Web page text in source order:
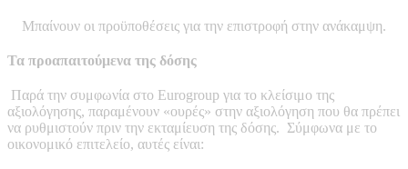
Μπαίνουν οι προϋποθέσεις για την επιστροφή στην ανάκαμψη.
Τα προαπαιτούμενα της δόσης
Παρά την συμφωνία στο Eurogroup για το κλείσιμο της
αξιολόγησης, παραμένουν «ουρές» στην αξιολόγηση που θα πρέπει
να ρυθμιστούν πριν την εκταμίευση της δόσης. Σύμφωνα με το
οικονομικό επιτελείο, αυτές είναι: